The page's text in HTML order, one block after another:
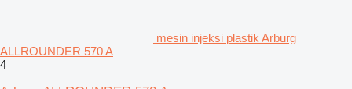
mesin injeksi plastik Arburg
ALLROUNDER 570 A
4